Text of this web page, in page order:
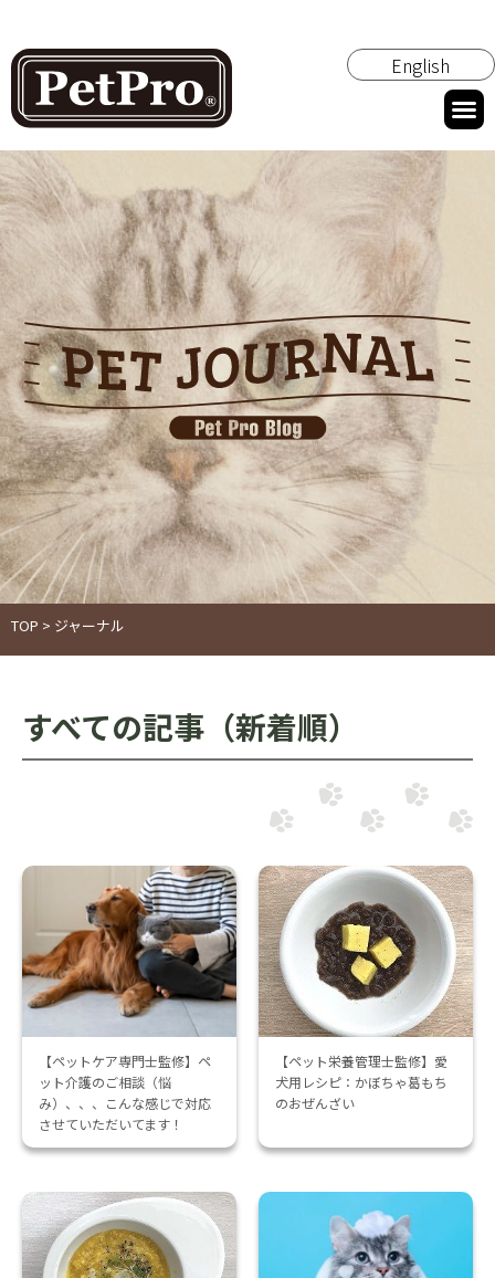
English
TOP > ジャーナル
すべての記事（新着順）
【ペットケア専門士監修】ペ
ット介護のご相談（悩
み）、、、こんな感じで対応
させていただいてます！
【ペット栄養管理士監修】愛
犬用レシピ：かぼちゃ葛もち
のおぜんざい